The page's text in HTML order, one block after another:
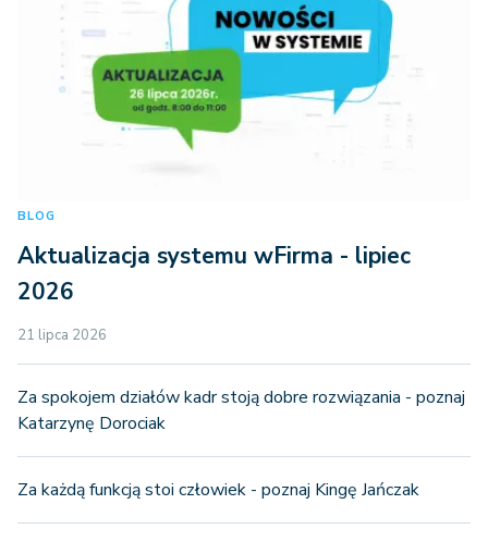
BLOG
Aktualizacja systemu wFirma - lipiec
2026
21 lipca 2026
Za spokojem działów kadr stoją dobre rozwiązania - poznaj
Katarzynę Dorociak
Za każdą funkcją stoi człowiek - poznaj Kingę Jańczak